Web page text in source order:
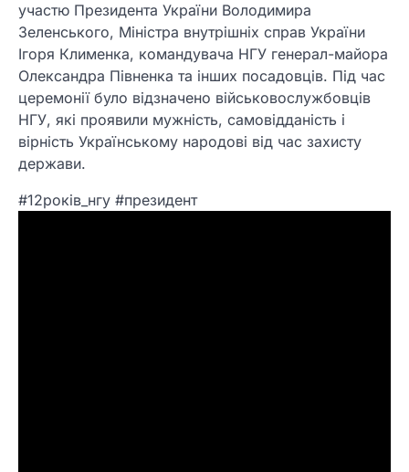
участю Президента України Володимира
Зеленського, Міністра внутрішніх справ України
Ігоря Клименка, командувача НГУ генерал-майора
Олександра Півненка та інших посадовців. Під час
церемонії було відзначено військовослужбовців
НГУ, які проявили мужність, самовідданість і
вірність Українському народові від час захисту
держави.
#12років_нгу #президент